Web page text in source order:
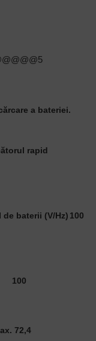
a bateriei.
rapid
baterii (V/Hz) 100
100
72,4